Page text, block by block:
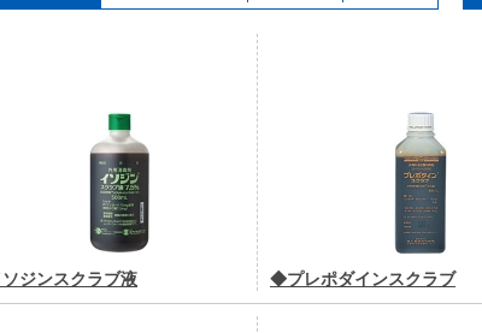
ジンスクラブ液 ◆プレポダインスクラブ